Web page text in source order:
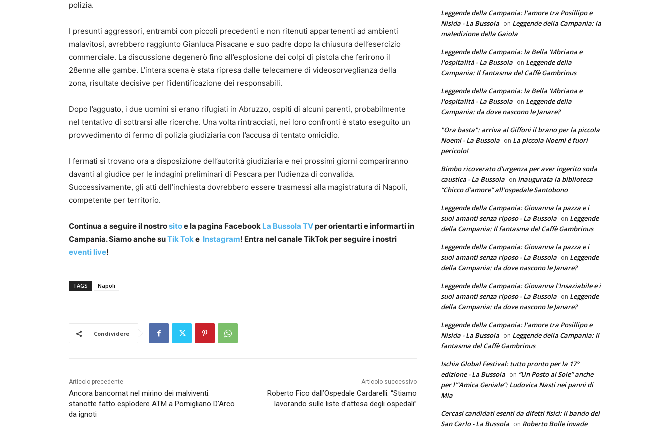
polizia.
I presunti aggressori, entrambi con piccoli precedenti e non ritenuti appartenenti ad ambienti
malavitosi, avrebbero raggiunto Gianluca Pisacane e suo padre dopo la chiusura dell’esercizio
commerciale. La discussione degenerò fino all’esplosione dei colpi di pistola che ferirono il
28enne alle gambe. L’intera scena è stata ripresa dalle telecamere di videosorveglianza della
zona, risultate decisive per l’identificazione dei responsabili.
Dopo l’agguato, i due uomini si erano rifugiati in Abruzzo, ospiti di alcuni parenti, probabilmente
nel tentativo di sottrarsi alle ricerche. Una volta rintracciati, nei loro confronti è stato eseguito un
provvedimento di fermo di polizia giudiziaria con l’accusa di tentato omicidio.
I fermati si trovano ora a disposizione dell’autorità giudiziaria e nei prossimi giorni compariranno
davanti al giudice per le indagini preliminari di Pescara per l’udienza di convalida.
Successivamente, gli atti dell’inchiesta dovrebbero essere trasmessi alla magistratura di Napoli,
competente per territorio.
Continua a seguire il nostrositoe la pagina Facebook La Bussola TVper orientarti e informarti in
Campania. Siamo anche suTik Toke Instagram! Entra nel canale TikTok per seguire i nostri
eventi live!
TAGS Napoli
Condividere
Articolo precedente
Ancora bancomat nel mirino dei malviventi:
stanotte fatto esplodere ATM a Pomigliano D’Arco
da ignoti
Articolo successivo
Roberto Fico dall’Ospedale Cardarelli: “Stiamo
lavorando sulle liste d’attesa degli ospedali”
Leggende della Campania: l'amore tra Posillipo e
Nisida - La Bussola on Leggende della Campania: la
maledizione della Gaiola
Leggende della Campania: la Bella 'Mbriana e
l'ospitalità - La Bussola on Leggende della
Campania: Il fantasma del Caffè Gambrinus
Leggende della Campania: la Bella 'Mbriana e
l'ospitalità - La Bussola on Leggende della
Campania: da dove nascono le Janare?
"Ora basta": arriva al Giffoni il brano per la piccola
Noemi - La Bussola on La piccola Noemi è fuori
pericolo!
Bimbo ricoverato d'urgenza per aver ingerito soda
caustica - La Bussola on Inaugurata la biblioteca
“Chicco d’amore” all’ospedale Santobono
Leggende della Campania: Giovanna la pazza e i
suoi amanti senza riposo - La Bussola on Leggende
della Campania: Il fantasma del Caffè Gambrinus
Leggende della Campania: Giovanna la pazza e i
suoi amanti senza riposo - La Bussola on Leggende
della Campania: da dove nascono le Janare?
Leggende della Campania: Giovanna l'Insaziabile e i
suoi amanti senza riposo - La Bussola on Leggende
della Campania: da dove nascono le Janare?
Leggende della Campania: l'amore tra Posillipo e
Nisida - La Bussola on Leggende della Campania: Il
fantasma del Caffè Gambrinus
Ischia Global Festival: tutto pronto per la 17°
edizione - La Bussola on “Un Posto al Sole” anche
per l’”Amica Geniale”: Ludovica Nasti nei panni di
Mia
Cercasi candidati esenti da difetti fisici: il bando del
San Carlo - La Bussola on Roberto Bolle invade